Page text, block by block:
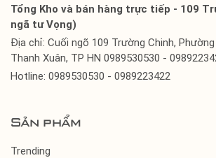
Tổng Kho và bán hàng trực tiếp - 109
ngã tư Vọng)
Địa chỉ: Cuối ngõ 109 Trường Chinh,
Thanh Xuân, TP HN 0989530530 -
Hotline: 0989530530 - 0989223422
Sản phẩm
Trending